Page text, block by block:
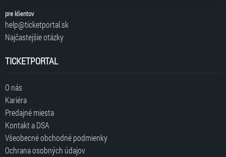
pre klientov
help@ticketportal.sk
Najčastejšie otázky
TICKETPORTAL
O nás
Kariéra
Predajné miesta
Kontakt a DSA
Všeobecné obchodné podmienky
Ochrana osobných údajov